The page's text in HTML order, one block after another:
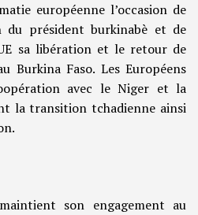
européenne l’occasion de
du président burkinabè et de
sa libération et le retour de
Burkina Faso. Les Européens
avec le Niger et la
la transition tchadienne ainsi
son engagement au